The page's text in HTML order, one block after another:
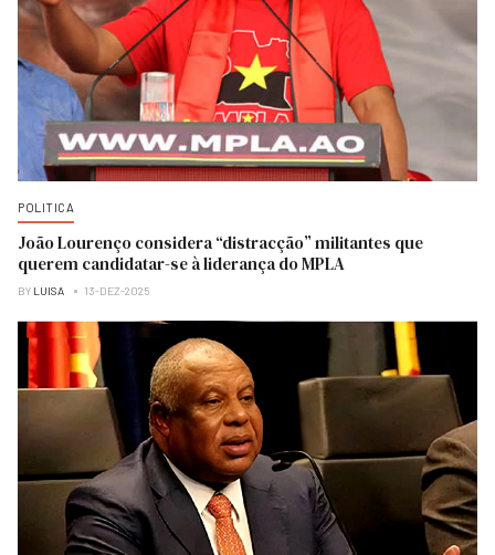
POLITICA
João Lourenço considera “distracção” militantes que
querem candidatar-se à liderança do MPLA
BY LUISA 13-DEZ-2025